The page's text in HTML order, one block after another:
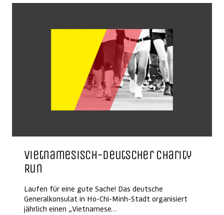
Vietnamesisch-deutscher Charity
Run
Laufen für eine gute Sache! Das deutsche
Generalkonsulat in Ho-Chi-Minh-Stadt organisiert
jährlich einen „Vietnamese…